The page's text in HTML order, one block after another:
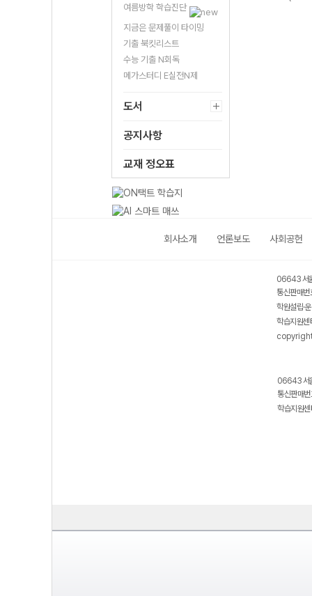
여름방학 학습진단
지금은 문제풀이 타이밍
기출 북킷리스트
수능 기출 N회독
메가스터디 E실전N제
도서
공지사항
교재 정오표
정 (2026년)
회사소개 언론보도 사회공헌
06643 서
통신판매
학원설립·
학습지원
06643 서
통신판매
학습지원